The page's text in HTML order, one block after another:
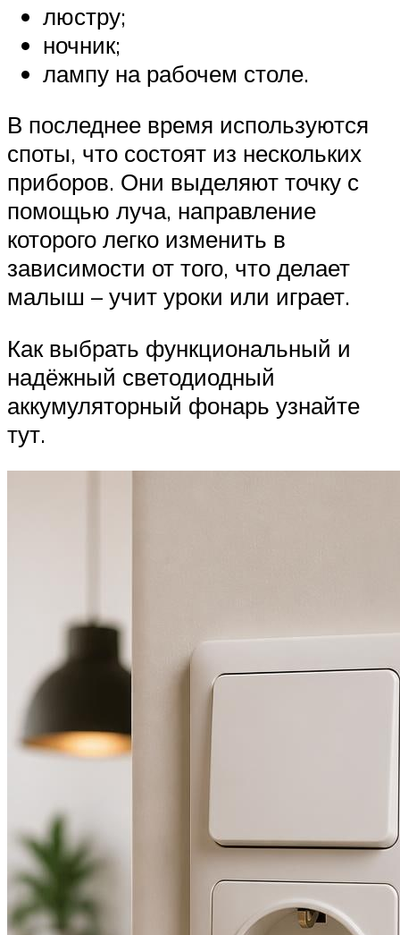
люстру;
ночник;
лампу на рабочем столе.
В последнее время используются
споты, что состоят из нескольких
приборов. Они выделяют точку с
помощью луча, направление
которого легко изменить в
зависимости от того, что делает
малыш – учит уроки или играет.
Как выбрать функциональный и
надёжный светодиодный
аккумуляторный фонарь узнайте
тут.